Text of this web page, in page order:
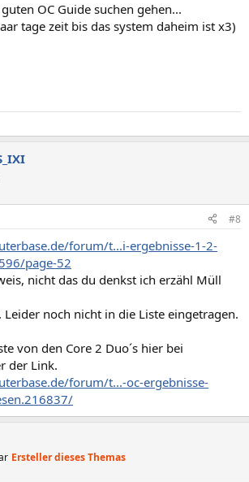
OC Guide suchen gehen...
tage zeit bis das system daheim ist x3)
#8
forum/t...i-ergebnisse-1-2-
page-52
nicht das du denkst ich erzähl Müll
Leider noch nicht in die Liste eingetragen.
von den Core 2 Duo´s hier bei
der Link.
forum/t...-oc-ergebnisse-
Ersteller dieses Themas